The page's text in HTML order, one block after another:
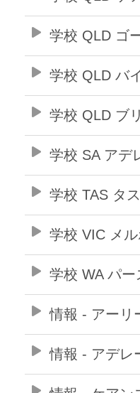
学校 QLD ゴ
学校 QLD バ
学校 QLD ブ
学校 SA アデ
学校 TAS タ
学校 VIC メ
学校 WA パー
情報 - アーリ
情報 - アデレ